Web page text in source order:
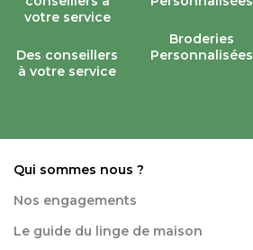
Des conseillers
à votre service
Broderies
Personnalisées
Qui sommes nous ?
Nos engagements
Le guide du linge de maison